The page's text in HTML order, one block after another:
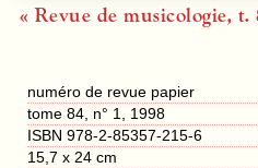
« Revue de musicologie, t.
numéro de revue papier
tome 84, n° 1, 1998
ISBN 978-2-85357-215-6
15,7 x 24 cm